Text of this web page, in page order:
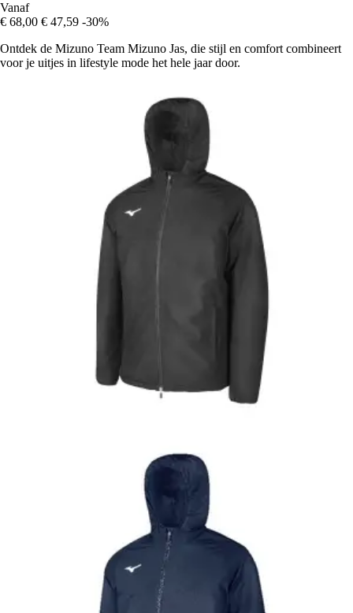
Vanaf
€ 68,00 € 47,59 -30%
Ontdek de Mizuno Team Mizuno Jas, die stijl en comfort combineert
voor je uitjes in lifestyle mode het hele jaar door.